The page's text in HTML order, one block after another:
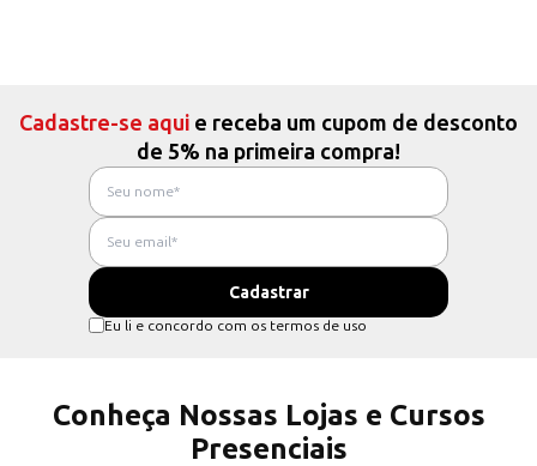
Cadastre-se aqui e receba um cupom de desconto
de 5% na primeira compra!
Eu li e concordo com os termos de uso
Conheça Nossas Lojas e Cursos
Presenciais